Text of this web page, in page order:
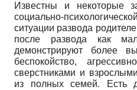
Известны и некоторые
социально-
ситуации развода
после развода как
демонстрируют более
беспокойство,
сверстниками и
из полных семей. Есть